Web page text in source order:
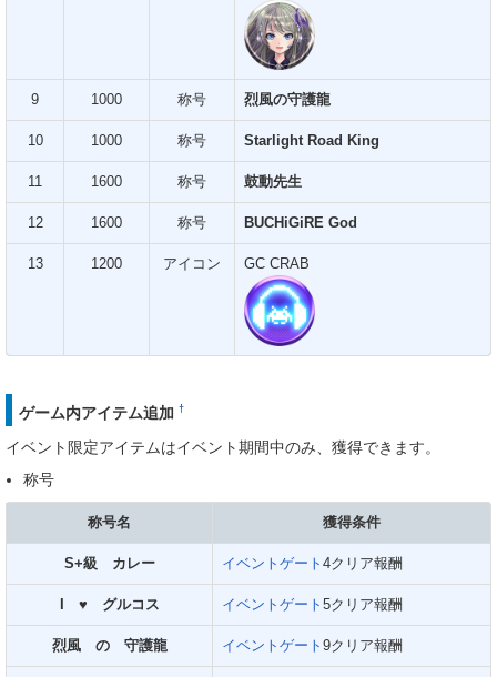
9 1000 称号 烈風の守護龍
10 1000 称号 Starlight Road King
11 1600 称号 鼓動先生
12 1600 称号 BUCHiGiRE God
13 1200 アイコン GC CRAB
ゲーム内アイテム追加 †
イベント限定アイテムはイベント期間中のみ、獲得できます。
称号
称号名 獲得条件
S+級 カレー イベントゲート 4クリア報酬
I ♥ グルコス イベントゲート 5クリア報酬
烈風 の 守護龍 イベントゲート 9クリア報酬